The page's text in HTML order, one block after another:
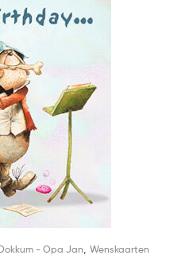
- Opa Jan Wenskaarten